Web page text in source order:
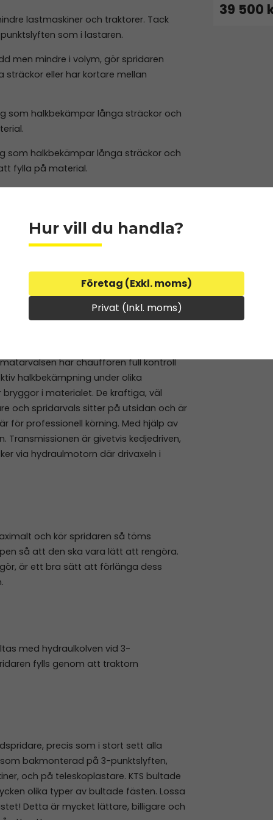
lastmaskiner och traktorer. Tack
som i lastaren.
men mindre i volym, gör spridaren
eller har kortare mellan
som halkbekämpar långa sträckor och
som halkbekämpar långa sträckor och
fylla på material.
mycket effektivt och jämnt
lämplig för sanddressning av grönytor
har chauffören full kontroll
halkbekämpning under olika
i materialet. De kraftiga, väl
och spridarvals sitter på utsidan och är
för professionell körning. Med hjälp av
är givetvis kedjedriven,
via hydraulmotorn där drivaxeln i
och kör spridaren så töms
så att den ska vara lätt att rengöra.
är ett bra sätt att förlänga dess
med hydraulkolven vid 3-
fylls genom att traktorn
precis som i stort sett alla
bakmonterad på 3-punktslyften,
och på teleskoplastare. KTS bultade
olika typer av bultade fästen. Lossa
Detta är mycket lättare, billigare och
39 500
Hur vill du handla?
Företag (Exkl. moms)
Privat (Inkl. moms)